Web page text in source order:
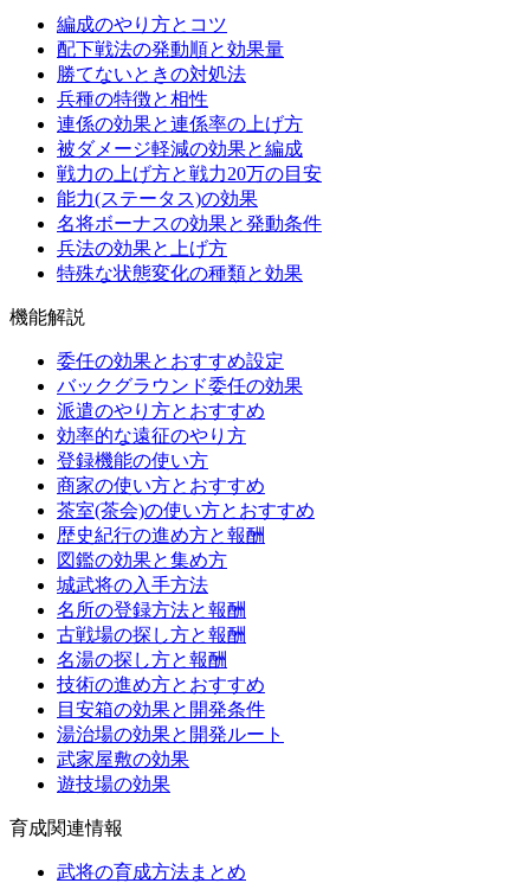
編成のやり方とコツ
配下戦法の発動順と効果量
勝てないときの対処法
兵種の特徴と相性
連係の効果と連係率の上げ方
被ダメージ軽減の効果と編成
戦力の上げ方と戦力20万の目安
能力(ステータス)の効果
名将ボーナスの効果と発動条件
兵法の効果と上げ方
特殊な状態変化の種類と効果
機能解説
委任の効果とおすすめ設定
バックグラウンド委任の効果
派遣のやり方とおすすめ
効率的な遠征のやり方
登録機能の使い方
商家の使い方とおすすめ
茶室(茶会)の使い方とおすすめ
歴史紀行の進め方と報酬
図鑑の効果と集め方
城武将の入手方法
名所の登録方法と報酬
古戦場の探し方と報酬
名湯の探し方と報酬
技術の進め方とおすすめ
目安箱の効果と開発条件
湯治場の効果と開発ルート
武家屋敷の効果
遊技場の効果
育成関連情報
武将の育成方法まとめ